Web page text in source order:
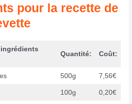
pour la recette de
Quantité: Coût:
500g 7,56€
100g 0,20€